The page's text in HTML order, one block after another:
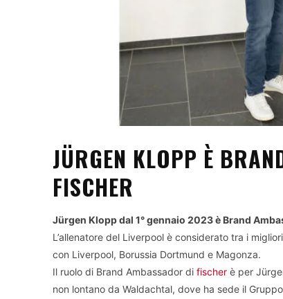
JÜRGEN KLOPP È
FISCHER
Jürgen Klopp dal 1° gennaio 2023 è Brand
L’allenatore del Liverpool è considerato tra i
con Liverpool, Borussia Dortmund e Magonza.
Il ruolo di Brand Ambassador di fischer è per
non lontano da Waldachtal, dove ha sede il